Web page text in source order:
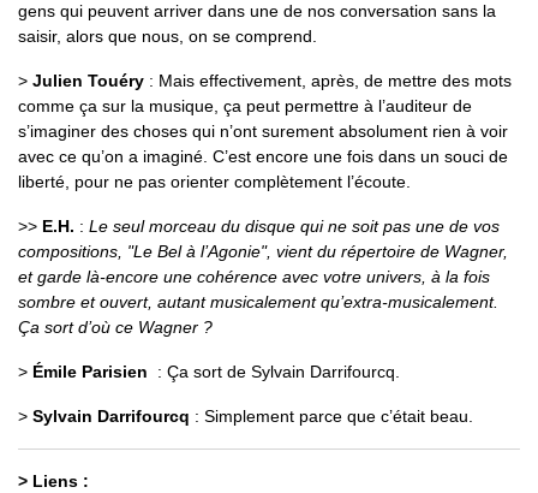
gens qui peuvent arriver dans une de nos conversation sans la
saisir, alors que nous, on se comprend.
> Julien Touéry : Mais effectivement, après, de mettre des mots
comme ça sur la musique, ça peut permettre à l’auditeur de
s’imaginer des choses qui n’ont surement absolument rien à voir
avec ce qu’on a imaginé. C’est encore une fois dans un souci de
liberté, pour ne pas orienter complètement l’écoute.
>> E.H. : Le seul morceau du disque qui ne soit pas une de vos
compositions, "Le Bel à l’Agonie", vient du répertoire de Wagner,
et garde là-encore une cohérence avec votre univers, à la fois
sombre et ouvert, autant musicalement qu’extra-musicalement.
Ça sort d’où ce Wagner ?
> Émile Parisien : Ça sort de Sylvain Darrifourcq.
> Sylvain Darrifourcq : Simplement parce que c’était beau.
> Liens :